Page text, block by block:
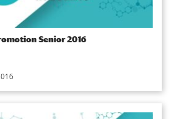
Senior 2016
plus…